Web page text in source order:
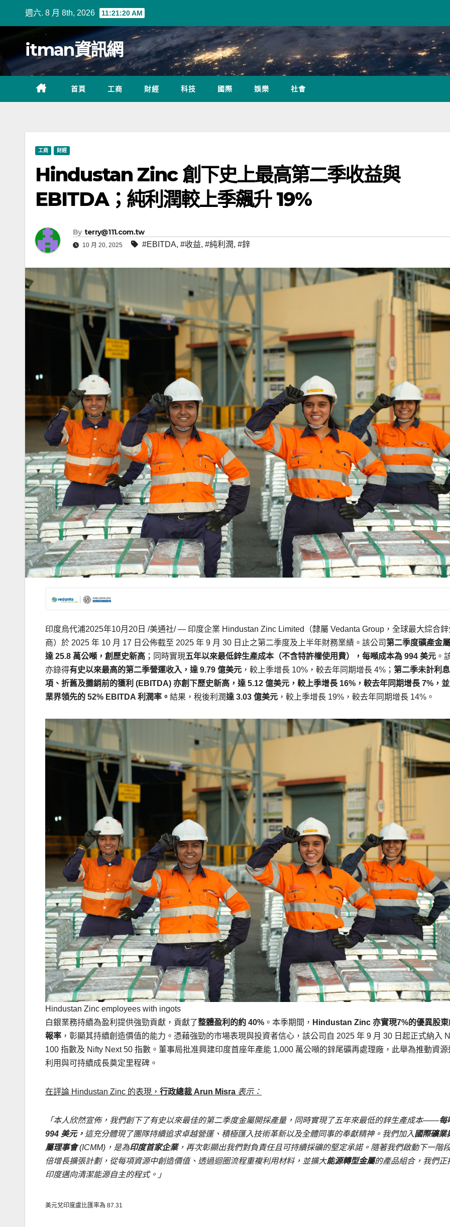
週六. 8 月 8th, 2026 11:21:22 AM
itman資訊網
首頁 工商 財經 科技 國際 娛樂 社會
工商 財經
Hindustan Zinc 創下史上最高第二季收益與
EBITDA；純利潤較上季飆升 19%
By terry@111.com.tw
10 月 20, 2025 #EBITDA, #收益, #純利潤, #鋅
印度烏代浦2025年10月20日 /美通社/ — 印度企業 Hindustan Zinc Limited（隸屬 Vedanta Group，全球最大綜合鋅
商）於 2025 年 10 月 17 日公佈截至 2025 年 9 月 30 日止之第二季度及上半年財務業績。該公司第二季度礦產金
達 25.8 萬公噸，創歷史新高 ；同時實現五年以來最低鋅生產成本（不含特許權使用費），每噸成本為 994 美元 。
亦錄得有史以來最高的第二季營運收入， 達 9.79 億美元 ，較上季增長 10%，較去年同期增長 4%； 第二季未計利
項、折舊及攤銷前的獲利 (EBITDA) 亦創下歷史新高，達 5.12 億美元，較上季增長 16%，較去年同期增長 7%，
業界領先的 52% EBITDA 利潤率。 結果，稅後利潤達 3.03 億美元 ，較上季增長 19%，較去年同期增長 14%。
Hindustan Zinc employees with ingots
白銀業務持續為盈利提供強勁貢獻，貢獻了整體盈利的約 40% 。本季期間， Hindustan Zinc 亦實現7%的優異股東
報率 ，彰顯其持續創造價值的能力。憑藉強勁的市場表現與投資者信心，該公司自 2025 年 9 月 30 日起正式納入
100 指數及 Nifty Next 50 指數。董事局批准興建印度首座年產能 1,000 萬公噸的鋅尾礦再處理廠，此舉為推動資源
利用與可持續成長奠定里程碑。
在評論 Hindustan Zinc 的表現， 行政總裁 Arun Misra 表示：
「本人欣然宣佈，我們創下了有史以來最佳的第二季度金屬開採產量，同時實現了五年來最低的鋅生產成本——每
994 美元， 這充分體現了團隊持續追求卓越營運、積極匯入技術革新以及全體同事的奉獻精神。我們加入國際礦業
屬理事會(ICMM)，是為印度首家企業，再次彰顯出我們對負責任且可持續採礦的堅定承諾。隨著我們啟動下一階
倍增長擴張計劃，從每項資源中創造價值、透過迴圈流程重複利用材料，並擴大能源轉型金屬的產品組合，我們正
印度邁向清潔能源自主的程式。」
美元兌印度盧比匯率為 87.31